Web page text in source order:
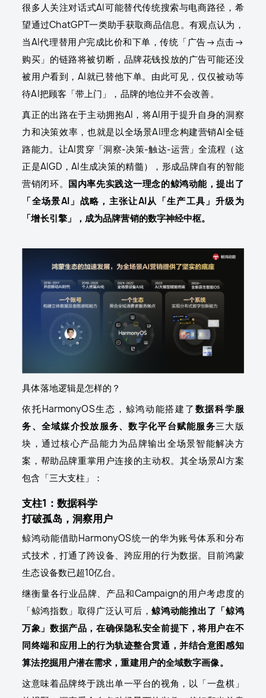
很多人关注对话式AI可能替代传统搜索与电商路径，希
望通过ChatGPT一类助手获取商品信息。有观点认为，
当AI代理替用户完成比价和下单，传统「广告→点击→
购买」的链路将被切断，品牌花钱投放的广告可能还没
被用户看到，AI就已替他下单。由此可见，仅仅被动等
待AI把顾客「带上门」，品牌的地位并不会改善。
真正的出路在于主动拥抱AI，将AI用于提升自身的洞察
力和决策效率，也就是以全场景AI理念构建营销AI全链
路能力。让AI贯穿「洞察-决策-触达-运营」全流程（这
正是AIGD，AI生成决策的精髓），形成品牌自有的智能
营销闭环。 国内率先实践这一理念的鲸鸿动能，提出了
「全场景AI」战略，主张让AI从「生产工具」升级为
「增长引擎」，成为品牌营销的数字神经中枢。
具体落地逻辑是怎样的？
依托HarmonyOS生态，鲸鸿动能搭建了数据科学服
务、全域媒介投放服务、数字化平台赋能服务三大版
块，通过核心产品能力为品牌输出全场景智能解决方
案，帮助品牌重掌用户连接的主动权。其全场景AI方案
包含「三大支柱」：
支柱1：数据科学
打破孤岛，洞察用户
鲸鸿动能借助HarmonyOS统一的华为账号体系和分布
式技术，打通了跨设备、跨应用的行为数据。目前鸿蒙
生态设备数已超10亿台。
继衡量各行业品牌、产品和Campaign的用户考虑度的
「鲸鸿指数」取得广泛认可后，鲸鸿动能推出了「鲸鸿
万象」数据产品，在确保隐私安全前提下，将用户在不
同终端和应用上的行为轨迹整合贯通，并结合意图感知
算法挖掘用户潜在需求，重建用户的全域数字画像。
这意味着品牌终于跳出单一平台的视角，以「一盘棋」